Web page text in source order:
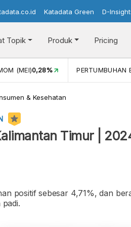
Katadata Green D-
Topik Produk Pricing
(MEI)0,28% PERTUMBUHAN
& Kesehatan
Timur |
positif sebesar 4,71%, dan